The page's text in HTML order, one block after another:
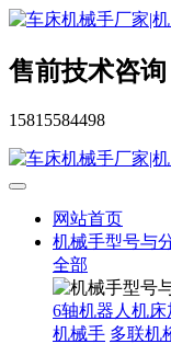
售前技术咨询
15815584498
网站首页
机械手型号与
全部
6轴机器人机
机械手 多联机